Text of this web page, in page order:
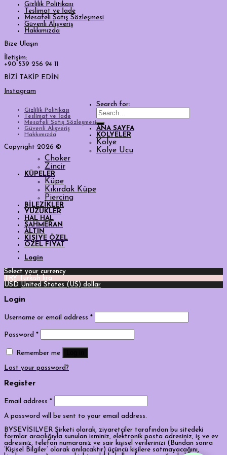
Gizlilik Politikası
Teslimat ve İade
Mesafeli Satış Sözleşmesi
Güvenli Alışveriş
Hakkımızda
Bize Ulaşın
İletişim:
+90 539 256 94 11
BİZİ TAKİP EDİN
Instagram
Gizlilik Politikası
Teslimat ve İade
Mesafeli Satış Sözleşmesi
Güvenli Alışveriş
Hakkımızda
Copyright 2026 ©
Search for:
ANA SAYFA
KOLYELER
Kolye
Kolye Ucu
Choker
Zincir
KÜPELER
Küpe
Kıkırdak Küpe
Piercing
BİLEZİKLER
YÜZÜKLER
HAL HAL
ŞAHMERAN
ALTIN
KİŞİYE ÖZEL
ÖZEL FİYAT
Login
Select your currency
TRY
Turkish lira
USD United States (US) dollar
Login
Username or email address *
Password *
Remember me
Lost your password?
Register
Email address *
A password will be sent to your email address.
BYSEVİSILVER Şirketi olarak, ziyaretçiler tarafından bu sitedeki
formlar aracılığıyla sunulan isminiz, elektronik posta adresiniz, iş ve ev
adresiniz, telefon numaranız ve sair kişisel verilerinizi (Bundan sonra
‘Kişisel Bilgiler’ olarak anılacaktır) üçüncü kişilere satmayacağını,